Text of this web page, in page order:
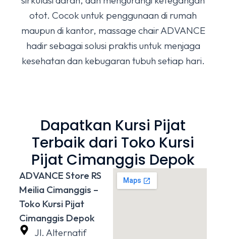
otot. Cocok untuk penggunaan di rumah
maupun di kantor, massage chair ADVANCE
hadir sebagai solusi praktis untuk menjaga
kesehatan dan kebugaran tubuh setiap hari.
Dapatkan Kursi Pijat
Terbaik dari Toko Kursi
Pijat Cimanggis Depok
ADVANCE Store RS
Meilia Cimanggis –
Toko Kursi Pijat
Cimanggis Depok
Jl. Alternatif